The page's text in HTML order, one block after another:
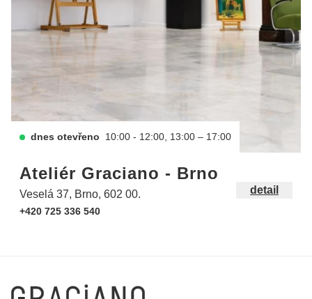
dnes otevřeno 10:00 - 12:00, 13:00 – 17:00
Ateliér Graciano - Brno
Veselá 37, Brno, 602 00.
+420 725 336 540
detail